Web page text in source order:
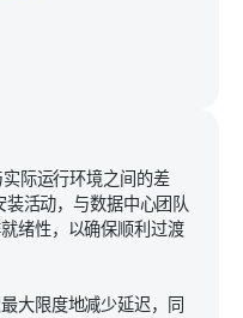
际运行环境之间的差
活动，与数据中心团队
绪性，以确保顺利过渡
大限度地减少延迟，同